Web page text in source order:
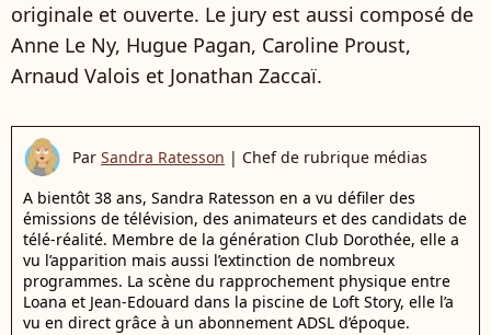
originale et ouverte. Le jury est aussi composé de
Anne Le Ny, Hugue Pagan, Caroline Proust,
Arnaud Valois et Jonathan Zaccaï.
Par Sandra Ratesson | Chef de rubrique médias
A bientôt 38 ans, Sandra Ratesson en a vu défiler des
émissions de télévision, des animateurs et des candidats de
télé-réalité. Membre de la génération Club Dorothée, elle a
vu l’apparition mais aussi l’extinction de nombreux
programmes. La scène du rapprochement physique entre
Loana et Jean-Edouard dans la piscine de Loft Story, elle l’a
vu en direct grâce à un abonnement ADSL d’époque.